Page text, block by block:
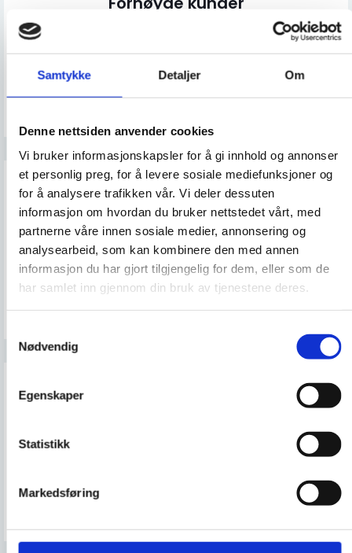
Samtykke Detaljer Om
Denne nettsiden anvender cookies
Vi bruker informasjonskapsler for å gi innhold og annonser
et personlig preg, for å levere sosiale mediefunksjoner og
for å analysere trafikken vår. Vi deler dessuten
informasjon om hvordan du bruker nettstedet vårt, med
partnerne våre innen sosiale medier, annonsering og
analysearbeid, som kan kombinere den med annen
informasjon du har gjort tilgjengelig for dem, eller som de
har samlet inn gjennom din bruk av tjenestene deres.
Nødvendig
Egenskaper
Statistikk
Markedsføring
Vi ønsker alltid at våre kunder skal bli fornøyde med jobben vi
gjør, og fokuserer på å ha en åpen dialog og god
kommunikasjon gjennom hele prosessen, for å sikre at du får
Erfarne fagfolk
Våre regnskapsførere har lang erfaring i bransjen, og med
vår omfattende ekspertise og kan du være trygg på at dine
regnskapsbehov vil bli ivaretatt på en effektiv og profesjonell
måte.
Alle bedrifter har ulike behov når det kommer til
regnskapsføring. Vi tilpasser våre tjenester etter bedriftens
behov og finner den løsningen som passer best for akkurat